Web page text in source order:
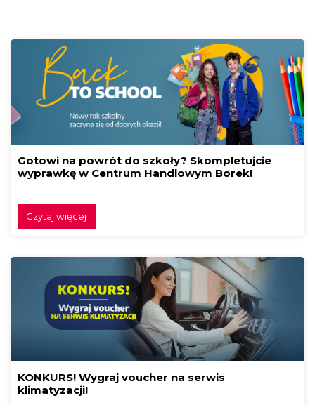
Gotowi na powrót do szkoły? Skompletujcie
wyprawkę w Centrum Handlowym Borek!
Czytaj więcej
KONKURS! Wygraj voucher na serwis
klimatyzacji!